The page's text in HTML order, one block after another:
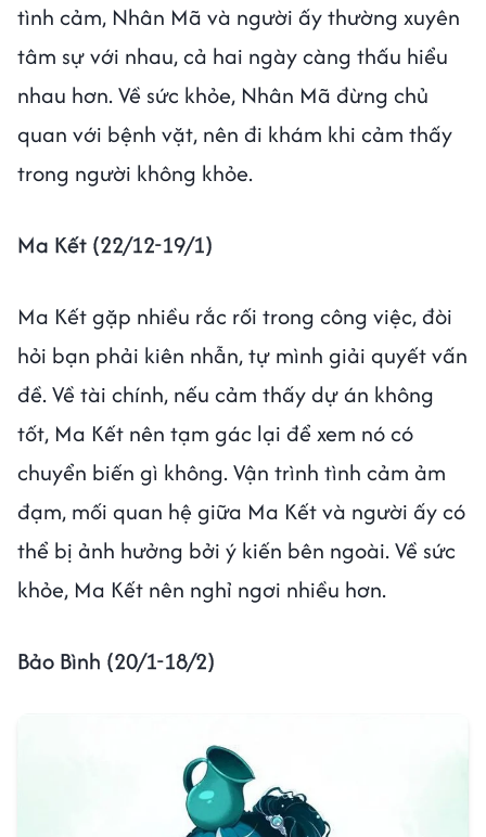
tình cảm, Nhân Mã và người ấy thường xuyên
tâm sự với nhau, cả hai ngày càng thấu hiểu
nhau hơn. Về sức khỏe, Nhân Mã đừng chủ
quan với bệnh vặt, nên đi khám khi cảm thấy
trong người không khỏe.
Ma Kết (22/12-19/1)
Ma Kết gặp nhiều rắc rối trong công việc, đòi
hỏi bạn phải kiên nhẫn, tự mình giải quyết vấn
đề. Về tài chính, nếu cảm thấy dự án không
tốt, Ma Kết nên tạm gác lại để xem nó có
chuyển biến gì không. Vận trình tình cảm ảm
đạm, mối quan hệ giữa Ma Kết và người ấy có
thể bị ảnh hưởng bởi ý kiến bên ngoài. Về sức
khỏe, Ma Kết nên nghỉ ngơi nhiều hơn.
Bảo Bình (20/1-18/2)